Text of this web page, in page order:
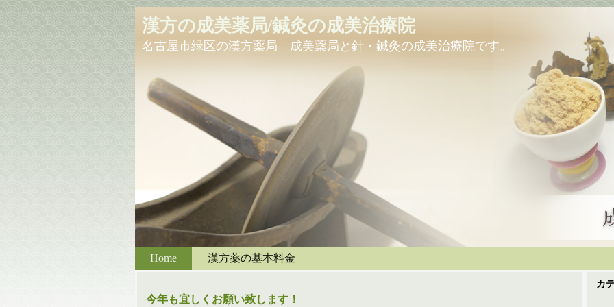
漢方の成美薬局/鍼灸の成美治療院
名古屋市緑区の漢方薬局 成美薬局と針・鍼灸の成美治療院です。
Home 漢方薬の基本料金
今年も宜しくお願い致します！
カ